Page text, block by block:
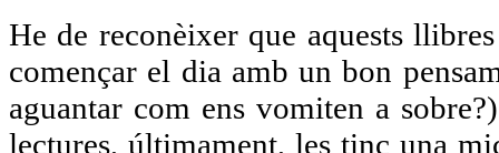
He de reconèixer que aquests
començar el dia amb un bon
aguantar com ens vomiten a
lectures, últimament, les tinc una